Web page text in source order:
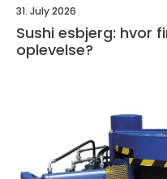
31. July 2026
Sushi esbjerg: hvor
oplevelse?